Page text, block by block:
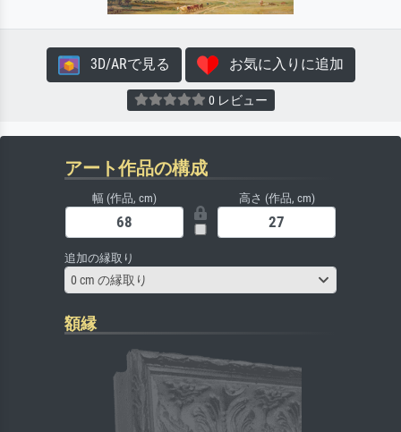
3D/ARで見る お気に入りに追加
0 レビュー
アート作品の構成
幅 (作品, cm) 高さ (作品, cm)
追加の縁取り
0 cm の縁取り
額縁